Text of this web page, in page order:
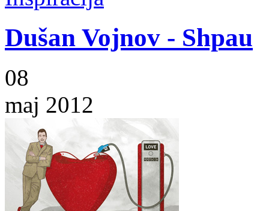
Dušan Vojnov - Shpau
08
maj 2012